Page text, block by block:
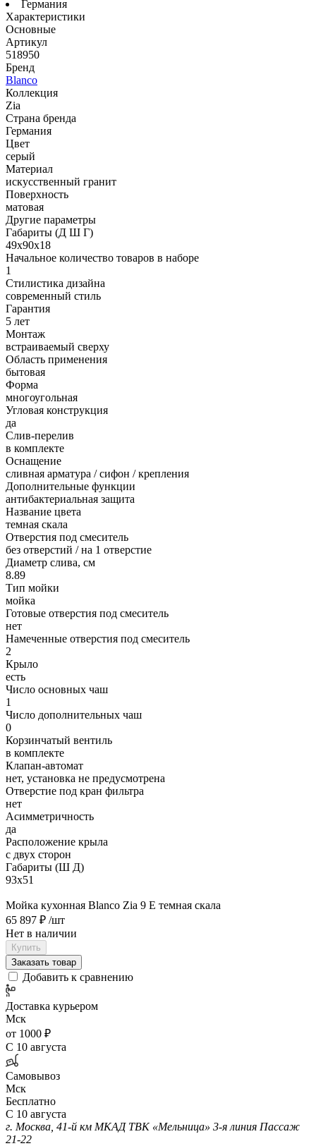
Германия
Характеристики
Основные
Артикул
518950
Бренд
Blanco
Коллекция
Zia
Страна бренда
Германия
Цвет
серый
Материал
искусственный гранит
Поверхность
матовая
Другие параметры
Габариты (Д Ш Г)
49х90х18
Начальное количество товаров в наборе
1
Стилистика дизайна
современный стиль
Гарантия
5 лет
Монтаж
встраиваемый сверху
Область применения
бытовая
Форма
многоугольная
Угловая конструкция
да
Слив-перелив
в комплекте
Оснащение
сливная арматура / сифон / крепления
Дополнительные функции
антибактериальная защита
Название цвета
темная скала
Отверстия под смеситель
без отверстий / на 1 отверстие
Диаметр слива, см
8.89
Тип мойки
мойка
Готовые отверстия под смеситель
нет
Намеченные отверстия под смеситель
2
Крыло
есть
Число основных чаш
1
Число дополнительных чаш
0
Корзинчатый вентиль
в комплекте
Клапан-автомат
нет, установка не предусмотрена
Отверстие под кран фильтра
нет
Асимметричность
да
Расположение крыла
с двух сторон
Габариты (Ш Д)
93х51
Мойка кухонная Blanco Zia 9 E темная скала
65 897 ₽ /шт
Нет в наличии
Купить
Заказать товар
Добавить к сравнению
Доставка курьером
Мск
от 1000 ₽
С 10 августа
Самовывоз
Мск
Бесплатно
С 10 августа
г. Москва, 41-й км МКАД ТВК «Мельница» 3-я линия Пассаж
21-22